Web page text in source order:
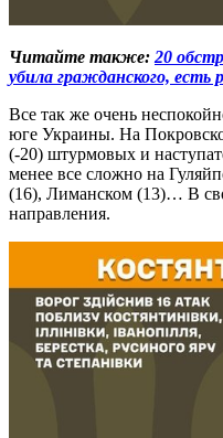
Читайте также: 20
убила гражданского, есть
Все так же очень
юге Украины. На
(-20) штурмовых и
менее все сложно на
(16), Лиманском (13)… В
направления.